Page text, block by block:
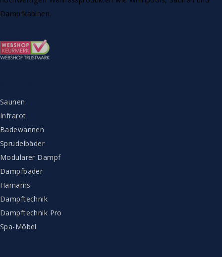
Dampfkabinen.
Saunen
Infrarot
Badewannen
Sprudelbäder
Modularer Dampf
Dampfbäder
Hamams
Dampftechnik
Dampftechnik Pro
Spa-Möbel